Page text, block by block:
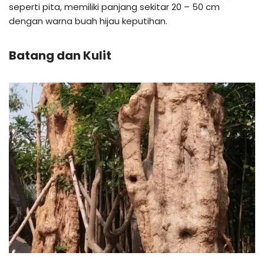
seperti pita, memiliki panjang sekitar 20 – 50 cm
dengan warna buah hijau keputihan.
Batang dan Kulit